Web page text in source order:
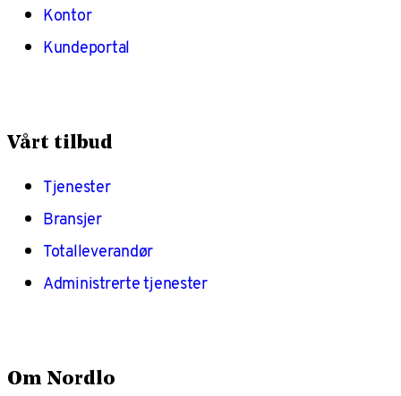
Kontor
Kundeportal
Vårt tilbud
Tjenester
Bransjer
Totalleverandør
Administrerte tjenester
Om Nordlo